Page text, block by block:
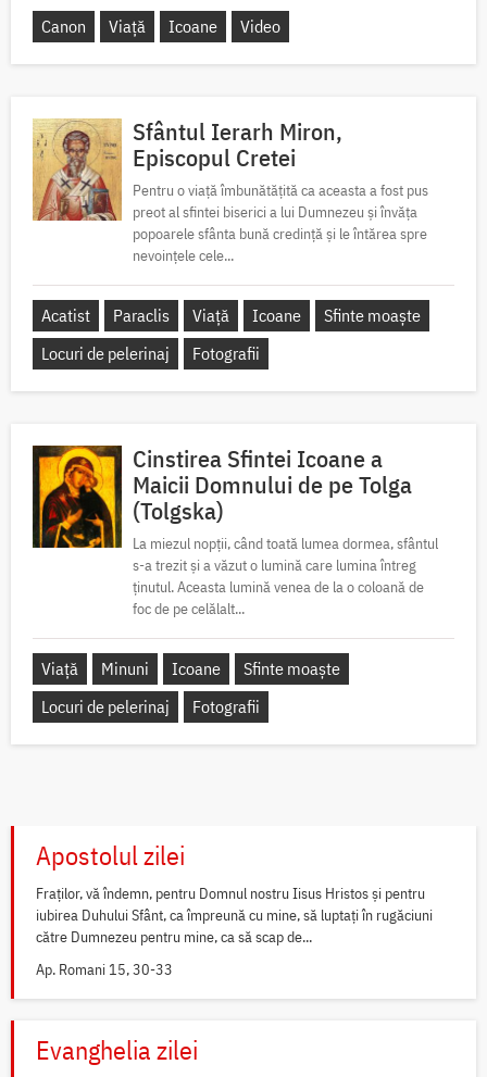
Canon Viață Icoane Video
Sfântul Ierarh Miron,
Episcopul Cretei
Pentru o viață îmbunătățită ca aceasta a fost pus
preot al sfintei biserici a lui Dumnezeu și învăța
popoarele sfânta bună credință și le întărea spre
nevoințele cele...
Acatist Paraclis Viață Icoane
Sfinte moaște
Locuri de pelerinaj
Fotografii
Cinstirea Sfintei Icoane a
Maicii Domnului de pe Tolga
(Tolgska)
La miezul nopții, când toată lumea dormea, sfântul
s-a trezit și a văzut o lumină care lumina întreg
ținutul. Aceasta lumină venea de la o coloană de
foc de pe celălalt...
Viață Minuni Icoane
Sfinte moaște
Locuri de pelerinaj
Fotografii
Apostolul zilei
Fraților, vă îndemn, pentru Domnul nostru Iisus Hristos și pentru
iubirea Duhului Sfânt, ca împreună cu mine, să luptați în rugăciuni
către Dumnezeu pentru mine, ca să scap de...
Ap. Romani 15, 30-33
Evanghelia zilei